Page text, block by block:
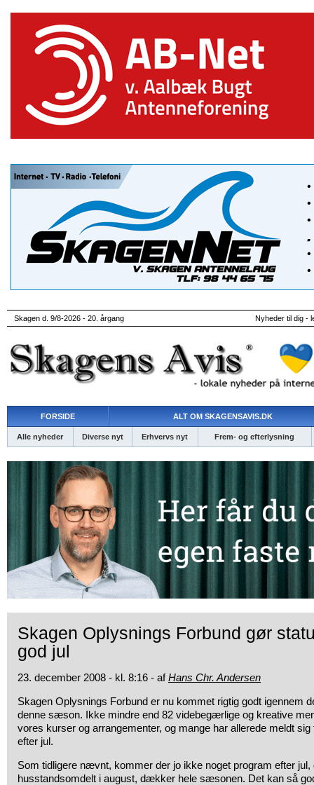
Skagen d. 9/8-2026 - 20. årgang Nyheder til dig -
FORSIDE ALT OM SKAGENSAVIS.DK
Alle nyheder Diverse nyt Erhvervs nyt Frem- og efterlysning
Skagen Oplysnings Forbund gør
god jul
23. december 2008 - kl. 8:16 - afHans Chr. Andersen
Skagen Oplysnings Forbund er nu kommet rigtig godt igennem
denne sæson. Ikke mindre end 82 videbegærlige og kreative
vores kurser og arrangementer, og mange har allerede meldt
efter jul.
Som tidligere nævnt, kommer der jo ikke noget program efter jul,
husstandsomdelt i august, dækker hele sæsonen. Det kan så